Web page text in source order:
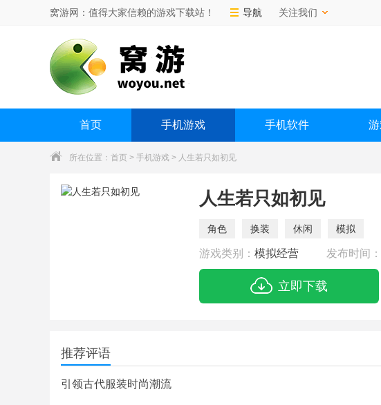
窝游网：值得大家信赖的游戏下载站！ 导航 关注我们
首页 手机游戏 手机软件
所在位置： 首页 > 手机游戏 > 人生若只如初见
人生若只如初见
角色 换装 休闲 模拟
游戏类别： 模拟经营 发布时间：
立即下载
推荐评语
引领古代服装时尚潮流